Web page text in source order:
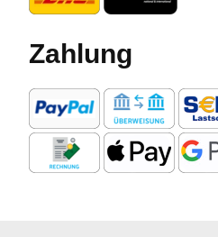
Zahlung